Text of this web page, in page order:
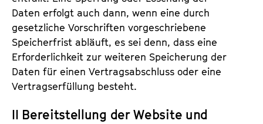
Daten erfolgt auch dann, wenn eine durch
gesetzliche Vorschriften vorgeschriebene
Speicherfrist abläuft, es sei denn, dass eine
Erforderlichkeit zur weiteren Speicherung der
Daten für einen Vertragsabschluss oder eine
Vertragserfüllung besteht.
II Bereitstellung der Website und